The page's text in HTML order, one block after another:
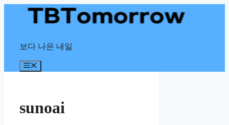
보다 나은 내일
Menu
sunoai